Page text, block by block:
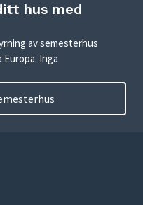
hus med
av semesterhus
Inga